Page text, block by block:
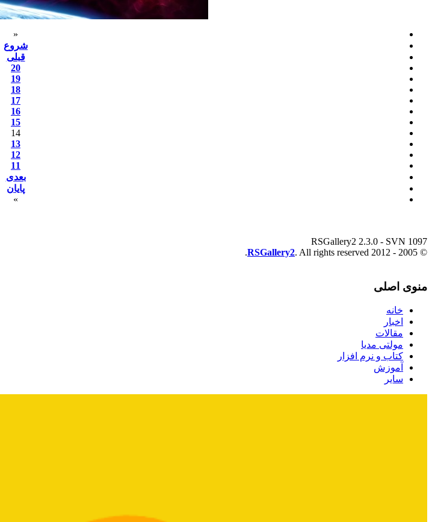
«
شروع
قبلی
20
19
18
17
16
15
14
13
12
11
بعدی
پایان
»
RSGallery2 2.3.0 - SVN 1097
© 2005 - 2012
RSGallery2. All rights reserved.
منوی اصلی
خانه
اخبار
مقالات
مولتی مدیا
کتاب و نرم افزار
آموزش
سایر